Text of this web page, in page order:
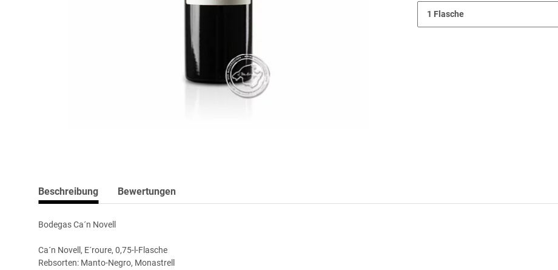
Beschreibung Bewertungen
Bodegas Ca´n Novell
Ca´n Novell, E´roure, 0,75-l-Flasche
Rebsorten: Manto-Negro, Monastrell